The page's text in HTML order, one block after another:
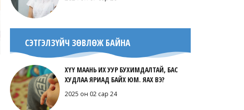
СЭТГЭЛЗҮЙЧ ЗӨВЛӨЖ БАЙНА
ХҮҮ МААНЬ ИХ УУР БУХИМДАЛТАЙ, БАС
ХУДЛАА ЯРИАД БАЙХ ЮМ. ЯАХ ВЭ?
2025 он 02 сар 24